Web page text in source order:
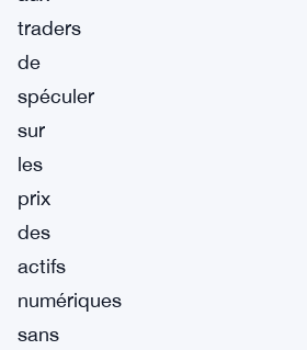
traders
de
spéculer
sur
les
prix
des
actifs
numériques
sans